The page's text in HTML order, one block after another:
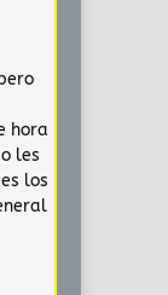
hora
les
los